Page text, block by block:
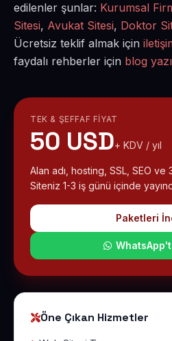
edilenler şunlar: Kurumsal
Sitesi, Avukat Sitesi, Doktor
Ücretsiz teklif almak için
faydalı rehberler için blog
TEK & ŞEFFAF FIYAT
50 USD+ KDV / yıl
Alan adı, hosting, SSL, SEO
Siteniz 1-3 iş günü içinde
Paketleri
Öne Çıkan Hizmetler